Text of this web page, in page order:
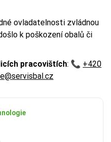
ovladatelnosti zvládnou
k poškození obalů či
pracovištích: 📞 +420